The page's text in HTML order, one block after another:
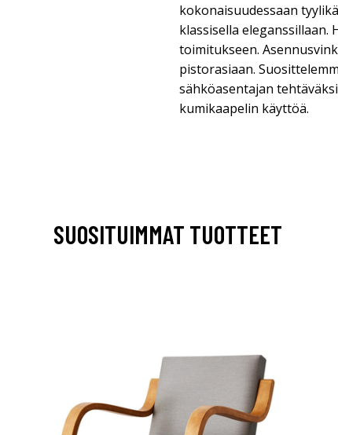
kokonaisuudessaan
klassisella eleganssillaan.
toimitukseen.
pistorasiaan.
sähköasentajan
kumikaapelin käyttöä.
SUOSITUIMMAT TUOTTEET